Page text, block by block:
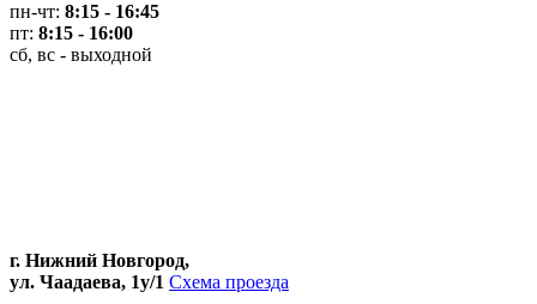
пн-чт: 8:15 - 16:45
пт: 8:15 - 16:00
сб, вс - выходной
г. Нижний Новгород,
ул. Чаадаева, 1у/1 Схема проезда